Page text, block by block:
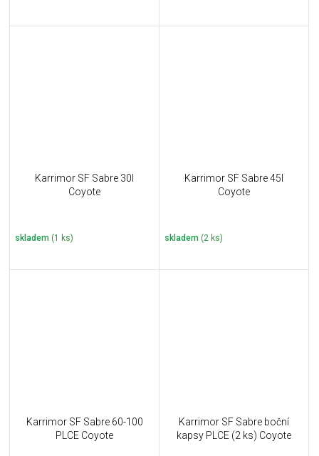
Karrimor SF Sabre 30l
Coyote
skladem (1 ks)
Karrimor SF Sabre 45l
Coyote
skladem (2 ks)
Karrimor SF Sabre 60-100
PLCE Coyote
Karrimor SF Sabre boční
kapsy PLCE (2 ks) Coyote